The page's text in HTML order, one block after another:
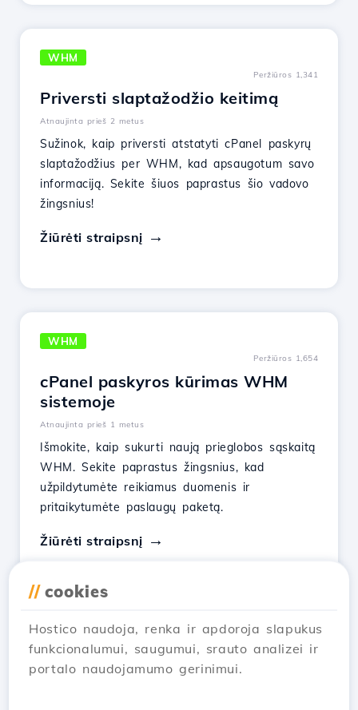
WHM
Peržiūros 1,341
Priversti slaptažodžio keitimą
Atnaujinta prieš 2 metus
Sužinok, kaip priversti atstatyti cPanel paskyrų
slaptažodžius per WHM, kad apsaugotum savo
informaciją. Sekite šiuos paprastus šio vadovo
žingsnius!
Žiūrėti straipsnį
WHM
Peržiūros 1,654
cPanel paskyros kūrimas WHM
sistemoje
Atnaujinta prieš 1 metus
Išmokite, kaip sukurti naują prieglobos sąskaitą
WHM. Sekite paprastus žingsnius, kad
užpildytumėte reikiamus duomenis ir
pritaikytumėte paslaugų paketą.
Žiūrėti straipsnį
1
// cookies
Hostico naudoja, renka ir apdoroja slapukus
funkcionalumui, saugumui, srauto analizei ir
portalo naudojamumo gerinimui.